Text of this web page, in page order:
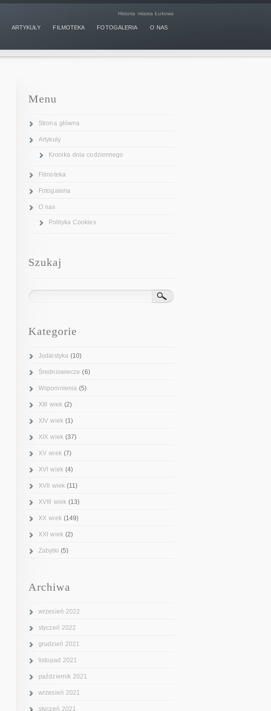
Historia miasta Łukowa
ARTYKUŁY FILMOTEKA FOTOGALERIA O NAS
Menu
Strona główna
Artykuły
Kronika dnia codziennego
Filmoteka
Fotogaleria
O nas
Polityka Cookies
Szukaj
Kategorie
Judaistyka (10)
Średniowiecze (6)
Wspomnienia (5)
XIII wiek(2)
XIV wiek(1)
XIX wiek(37)
XV wiek(7)
XVI wiek(4)
XVII wiek(11)
XVIII wiek (13)
XX wiek(149)
XXI wiek(2)
Zabytki (5)
Archiwa
wrzesień 2022
styczeń 2022
grudzień 2021
listopad 2021
październik 2021
wrzesień 2021
styczeń 2021